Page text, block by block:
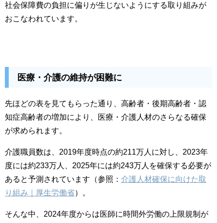
社会保障費の負担に偏りが生じないようにする取り組みが
おこなわれています。
医療・介護の維持が困難に
先ほどの表を見てもらった通り、高齢者・後期高齢者・認
知症高齢者の増加により、医療・介護人材のさらなる確保
が求められます。
介護職員数は、2019年度時点の約211万人に対し、2023年
度には約233万人、2025年には約243万人を確保する必要が
あると予測されています（参照： 介護人材確保に向けた取
り組み｜厚生労働省）。
そんな中、2024年度からは医師に時間外労働の上限規制が